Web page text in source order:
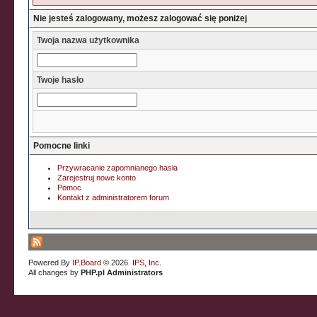
Nie jesteś zalogowany, możesz zalogować się poniżej
Twoja nazwa użytkownika
Twoje hasło
Pomocne linki
Przywracanie zapomnianego hasła
Zarejestruj nowe konto
Pomoc
Kontakt z administratorem forum
Powered By IP.Board © 2026 IPS, Inc
All changes byPHP.pl Administrators